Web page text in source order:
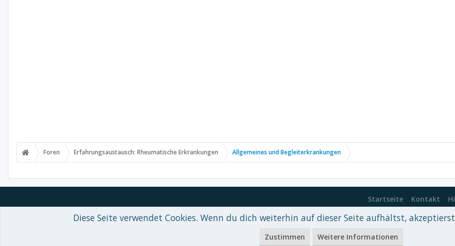
Foren Erfahrungsaustausch: Rheumatische Erkrankungen Allgemeines und Begleiterkrankungen
Startseite Kontakt
Forum software by XenForo™© 2010-2018 XenForo Ltd.-Deutsch von xenDach©2010-2017
Diese Seite verwendet Cookies. Wenn du dich weiterhin auf dieser Seite aufhältst,
Zustimmen Weitere Informationen